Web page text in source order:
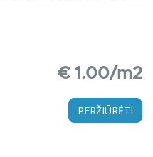
€ 1.00/m2
PERŽIŪRĖTI